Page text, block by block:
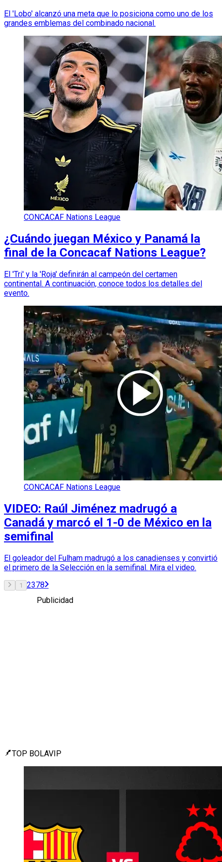
El 'Lobo' alcanzó una meta que lo posiciona como uno de los
grandes emblemas del combinado nacional.
CONCACAF Nations League
¿Cuándo juegan México y Panamá la
final de la Concacaf Nations League?
El 'Tri' y la 'Roja' definirán al campeón del certamen
continental. A continuación, conoce todos los detalles del
evento.
CONCACAF Nations League
VIDEO: Raúl Jiménez madrugó a
Canadá y marcó el 1-0 de México en la
semifinal
El goleador del Fulham madrugó a los canadienses y convirtió
el primero de la Selección en la semifinal. Mira el video.
1 2378
Publicidad
TOP BOLAVIP